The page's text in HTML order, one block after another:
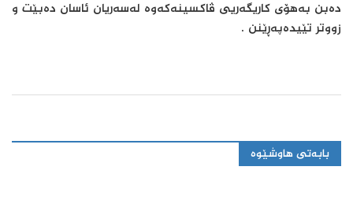
دەبن بەهۆی کاریگەریی ڤاکسینەکەوە لەسەریان ئاسان دەبێت و
زووتر تێیدەپەڕێنن .
بابەتی هاوشێوە